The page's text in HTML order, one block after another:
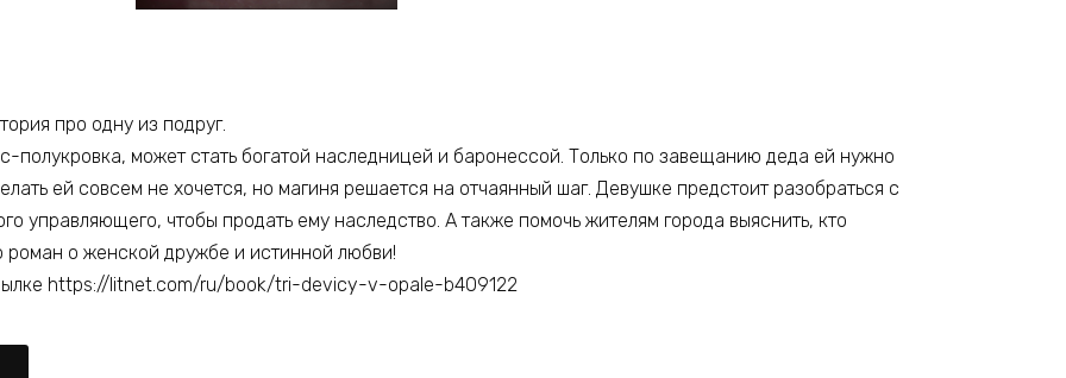
про одну из подруг.
полукровка, может стать богатой наследницей и баронессой. Только по завещанию деда ей нужно
ей совсем не хочется, но магиня решается на отчаянный шаг. Девушке предстоит разобраться с
управляющего, чтобы продать ему наследство. А также помочь жителям города выяснить, кто
роман о женской дружбе и истинной любви!
https://litnet.com/ru/book/tri-devicy-v-opale-b409122